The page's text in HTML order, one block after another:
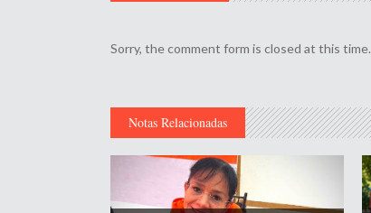
Sorry, the comment form is closed at this time.
Notas Relacionadas